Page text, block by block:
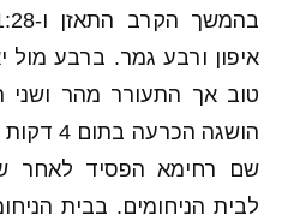
איפון ורבע גמר. ברבע מול
טוב אך התעורר מהר ושני
הושגה
שם רחימא הפסיד לאחר
לבית הניחומים. בבית